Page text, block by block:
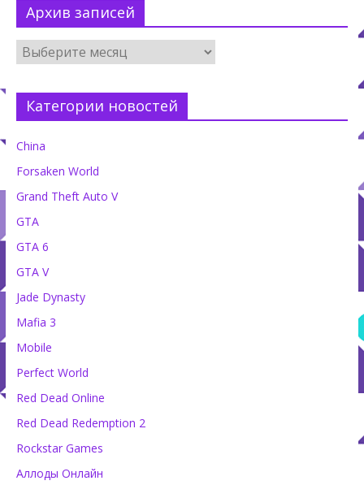
Архив записей
Категории новостей
China
Forsaken World
Grand Theft Auto V
GTA
GTA 6
GTA V
Jade Dynasty
Mafia 3
Mobile
Perfect World
Red Dead Online
Red Dead Redemption 2
Rockstar Games
Аллоды Онлайн